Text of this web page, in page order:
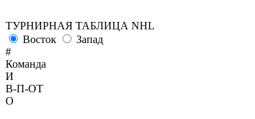
ТУРНИРНАЯ ТАБЛИЦА NHL
Восток
Запад
#
Команда
И
В-П-ОТ
О